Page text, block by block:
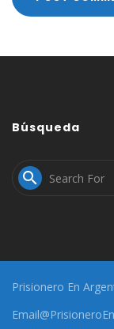
Búsqueda

Prisionero En